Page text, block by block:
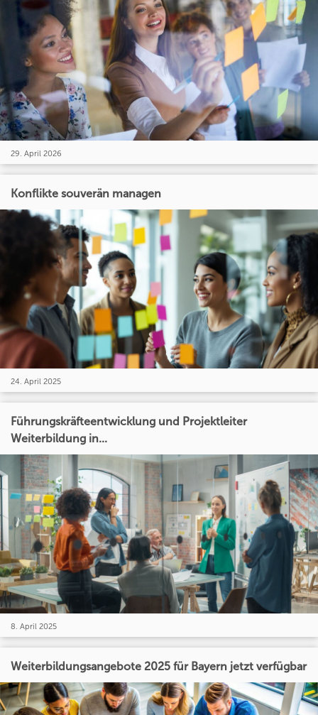
29. April 2026
Konflikte souverän managen
24. April 2025
Führungskräfteentwicklung und Projektleiter
Weiterbildung in...
8. April 2025
Weiterbildungsangebote 2025 für Bayern jetzt verfügbar